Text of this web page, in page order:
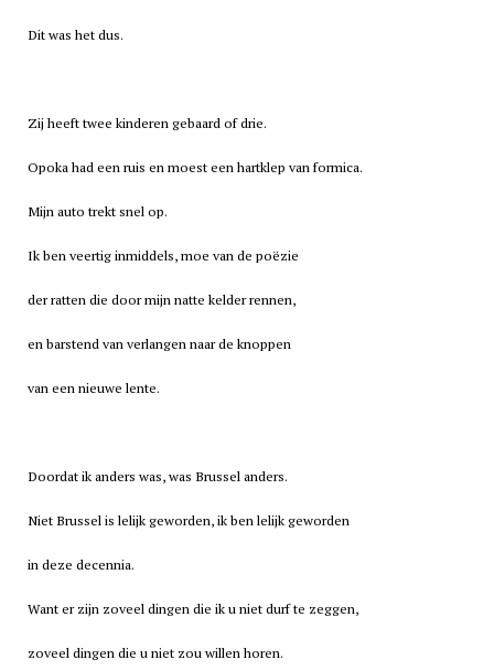
Dit was het dus.
Zij heeft twee kinderen gebaard of drie.
Opoka had een ruis en moest een hartklep van formica.
Mijn auto trekt snel op.
Ik ben veertig inmiddels, moe van de poëzie
der ratten die door mijn natte kelder rennen,
en barstend van verlangen naar de knoppen
van een nieuwe lente.
Doordat ik anders was, was Brussel anders.
Niet Brussel is lelijk geworden, ik ben lelijk geworden
in deze decennia.
Want er zijn zoveel dingen die ik u niet durf te zeggen,
zoveel dingen die u niet zou willen horen.